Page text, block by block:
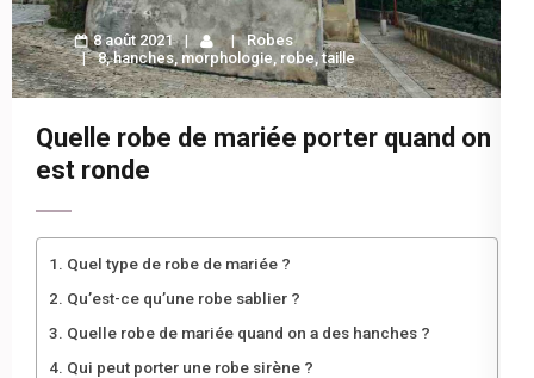
8 août 2021
Robes
8,hanches,morphologie, robe,taille
Quelle robe de mariée porter quand on
est ronde
Quel type de robe de mariée ?
Qu’est-ce qu’une robe sablier ?
Quelle robe de mariée quand on a des hanches ?
Qui peut porter une robe sirène ?